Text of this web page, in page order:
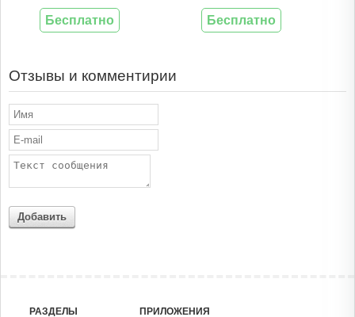
Бесплатно Бесплатно
Отзывы и комментирии
Добавить
РАЗДЕЛЫ ПРИЛОЖЕНИЯ